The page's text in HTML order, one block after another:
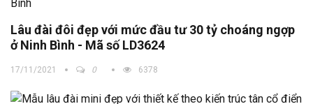
Lâu đài đôi đẹp với mức đầu tư 30 tỷ choáng ngợp
ở Ninh Bình - Mã số LD3624
17/11/2021 0 6378